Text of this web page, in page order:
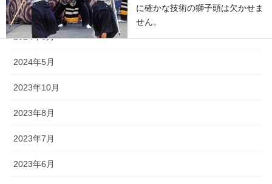
2024年9月
2024年6月
2024年5月
2023年10月
2023年8月
2023年7月
2023年6月
に確かな技術の獅子頭は欠かせま
せん。